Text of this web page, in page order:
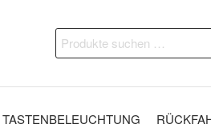
Suchen
nach:
TASTENBELEUCHTUNG